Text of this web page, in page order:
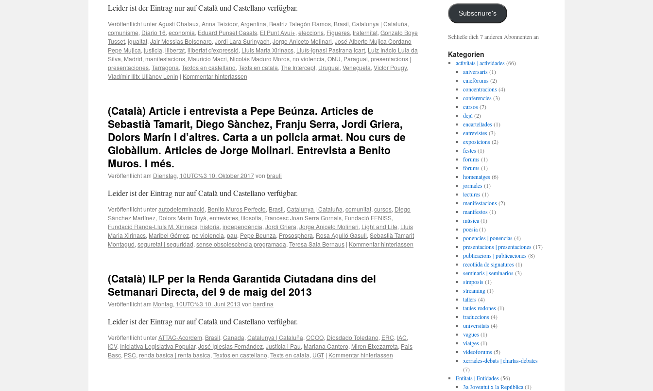
Leider ist der Eintrag nur auf Català und Castellano verfügbar.
Veröffentlicht unterAgusti Chalaux, Anna Teixidor, Argentina, Beatriz Talegón Ramos, Brasil, Catalunya | Cataluña,
comunisme, Diario 16, economia, Eduard Punset Casals, El Punt Avui+, eleccions, Figueres, fraternitat, Gonzalo Boye
Tusset, igualtat, Jair Messias Bolsonaro, Jordi Lara Surinyach, Jorge Aniceto Molinari, José Alberto Mujica Cordano
Pepe Mujica, justicia, llibertat, llibertat d'expressió, Lluis Maria Xirinacs, Lluís-Ignasi Pastrana Icart, Luiz Inácio Lula da
Silva, Madrid, manifestacions, Mauricio Macri, Nicolás Maduro Moros, no violencia, ONU, Paraguai, presentacions |
presentaciones, Tarragona, Textos en castellano, Texts en catala, The Intercept, Uruguai, Veneçuela, Victor Pougy,
Vladímir Ilitx Uliànov Lenin | Kommentar hinterlassen
(Català) Article i entrevista a Pepe Beúnza. Articles de
Sebastià Tamarit, Diego Sànchez, Franju Serra, Jordi Griera,
Dolors Marín i d’altres. Carta a un policia armat. Nou curs de
Globàlium. Articles de Jorge Molinari. Entrevista a Benito
Muros. I més.
Veröffentlicht am Dienstag, 10UTC%3 10. Oktober 2017von brauli
Leider ist der Eintrag nur auf Català und Castellano verfügbar.
Veröffentlicht unterautodeterminació, Benito Muros Perfecto, Brasil, Catalunya | Cataluña, comunitat, cursos, Diego
Sànchez Martínez, Dolors Marin Tuyà, entrevistes, filosofia, Francesc Joan Serra Gornals, Fundació FENISS,
Fundació Randa-Lluís M. Xirinacs, historia, independència, Jordi Griera, Jorge Aniceto Molinari, Light and Life, Lluis
Maria Xirinacs, Maribel Gómez, no violencia, pau, Pepe Beunza, Prososphera, Rosa Agulló Gasull, Sebastià Tamarit
Montagud, seguretat | seguridad, sense obsolescència programada, Teresa Sala Bernaus | Kommentar hinterlassen
(Català) ILP per la Renda Garantida Ciutadana dins del
Setmanari Directa, del 9 de maig del 2013
Veröffentlicht am Montag, 10UTC%3 10. Juni 2013 von bardina
Leider ist der Eintrag nur auf Català und Castellano verfügbar.
Veröffentlicht unterATTAC-Acordem, Brasil, Canada, Catalunya | Cataluña, CCOO, Diosdado Toledano, ERC, IAC,
ICV, Iniciativa Legislativa Popular, José Iglesias Fernández, Justícia i Pau, Mariana Cantero, Miren Etxezarreta, Pais
Basc, PSC, renda basica | renta basica, Textos en castellano, Texts en catala, UGT | Kommentar hinterlassen
Adresse
Subscriure's
Schließe dich 7 anderen Abonnenten an
Kategorien
activitats | actividades(66)
aniversaris(1)
cinefòrums(2)
concentracions(4)
conferencies(3)
cursos(7)
dejú (2)
encartellades(1)
entrevistes(3)
exposicions(2)
festes(1)
forums(1)
fòrums(1)
homenatges(6)
jornades(1)
lectures(1)
manifestacions(2)
manifestos(1)
música(1)
poesia(1)
ponencies | ponencias(4)
presentacions | presentaciones(17)
publicacions | publicaciones(8)
recollida de signatures(1)
seminaris | seminarios(3)
simposis(1)
streaming(1)
tallers(4)
taules rodones(1)
traduccions(4)
universitats(4)
vagues(1)
viatges(1)
videoforums(5)
xerrades-debats | charlas-debates
(7)
Entitats | Entidades(56)
3a Joventut x la República(1)